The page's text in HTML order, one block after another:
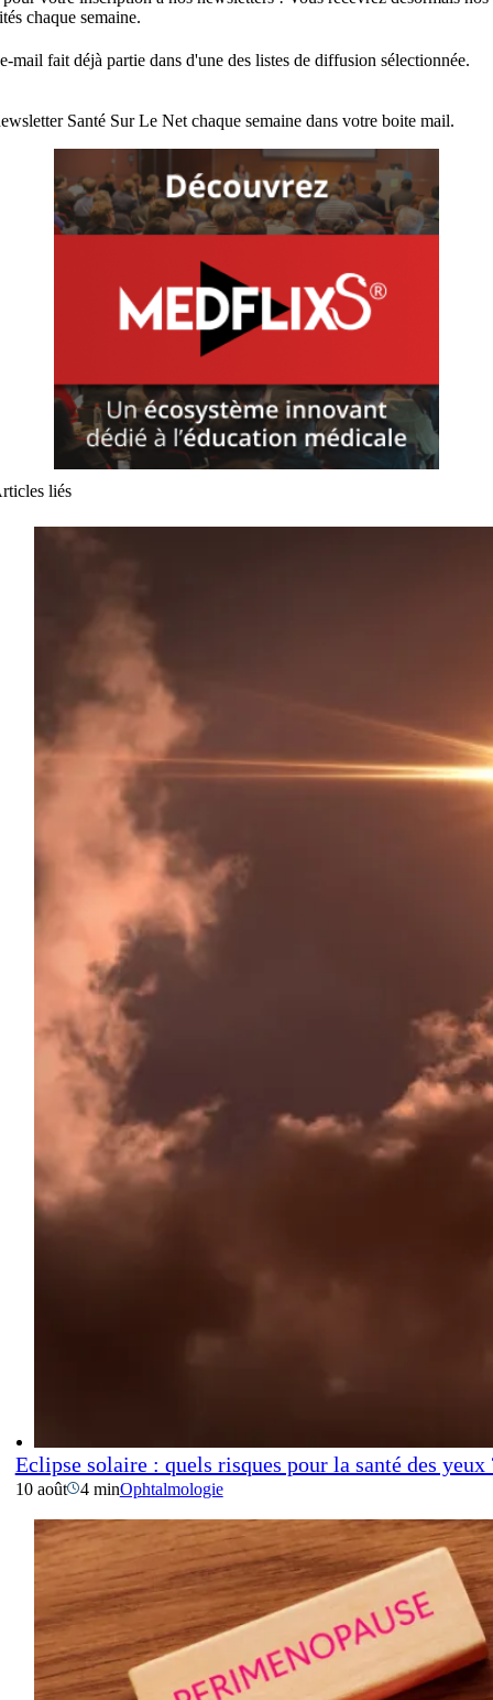
chaque semaine.
mail fait déjà partie dans d'une des listes de diffusion sélectionnée.
Santé Sur Le Net chaque semaine dans votre boite mail.
liés
Eclipse solaire : quels risques pour la santé des yeux
10 août 4 minOphtalmologie